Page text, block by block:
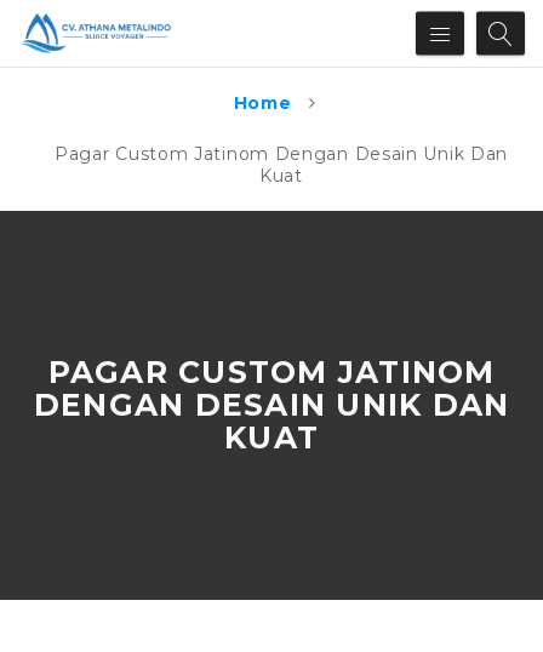
Home
Pagar Custom Jatinom Dengan Desain Unik Dan
Kuat
PAGAR CUSTOM JATINOM
DENGAN DESAIN UNIK DAN
KUAT